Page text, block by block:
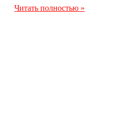
Читать полностью »